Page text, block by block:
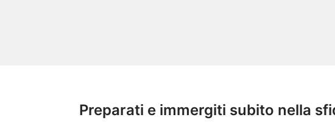
Preparati e immergiti subito nella